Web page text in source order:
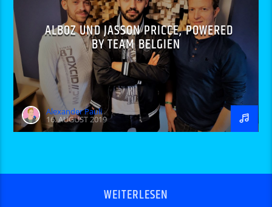
ALBOZ UND JASSON PRICCE, POWERED
BY TEAM BELGIEN
Alexander Pauli
16. AUGUST 2019
WEITERLESEN